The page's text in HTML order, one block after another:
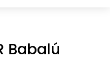
Babalú